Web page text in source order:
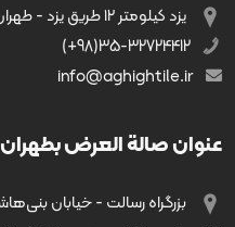
يزد کیلومتر ۱۲ طریق يزد - طهران، صندوق بريد 116
عنوان صالة العرض بطهران
بزرگراه رسالت - خیابان